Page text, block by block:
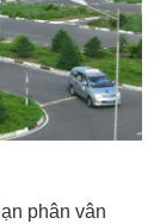
phân vân